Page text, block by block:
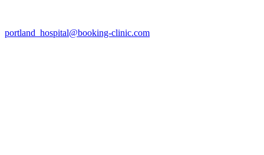
portland_hospital@booking-clinic.com